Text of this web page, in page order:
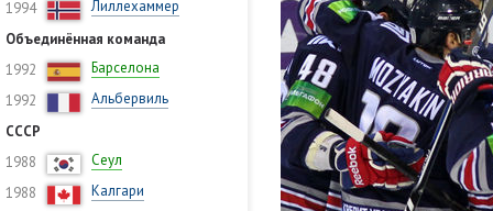
1994
Лиллехаммер
Объединённая команда
1992
Барселона
1992
Альбервиль
СССР
1988
Сеул
1988
Калгари